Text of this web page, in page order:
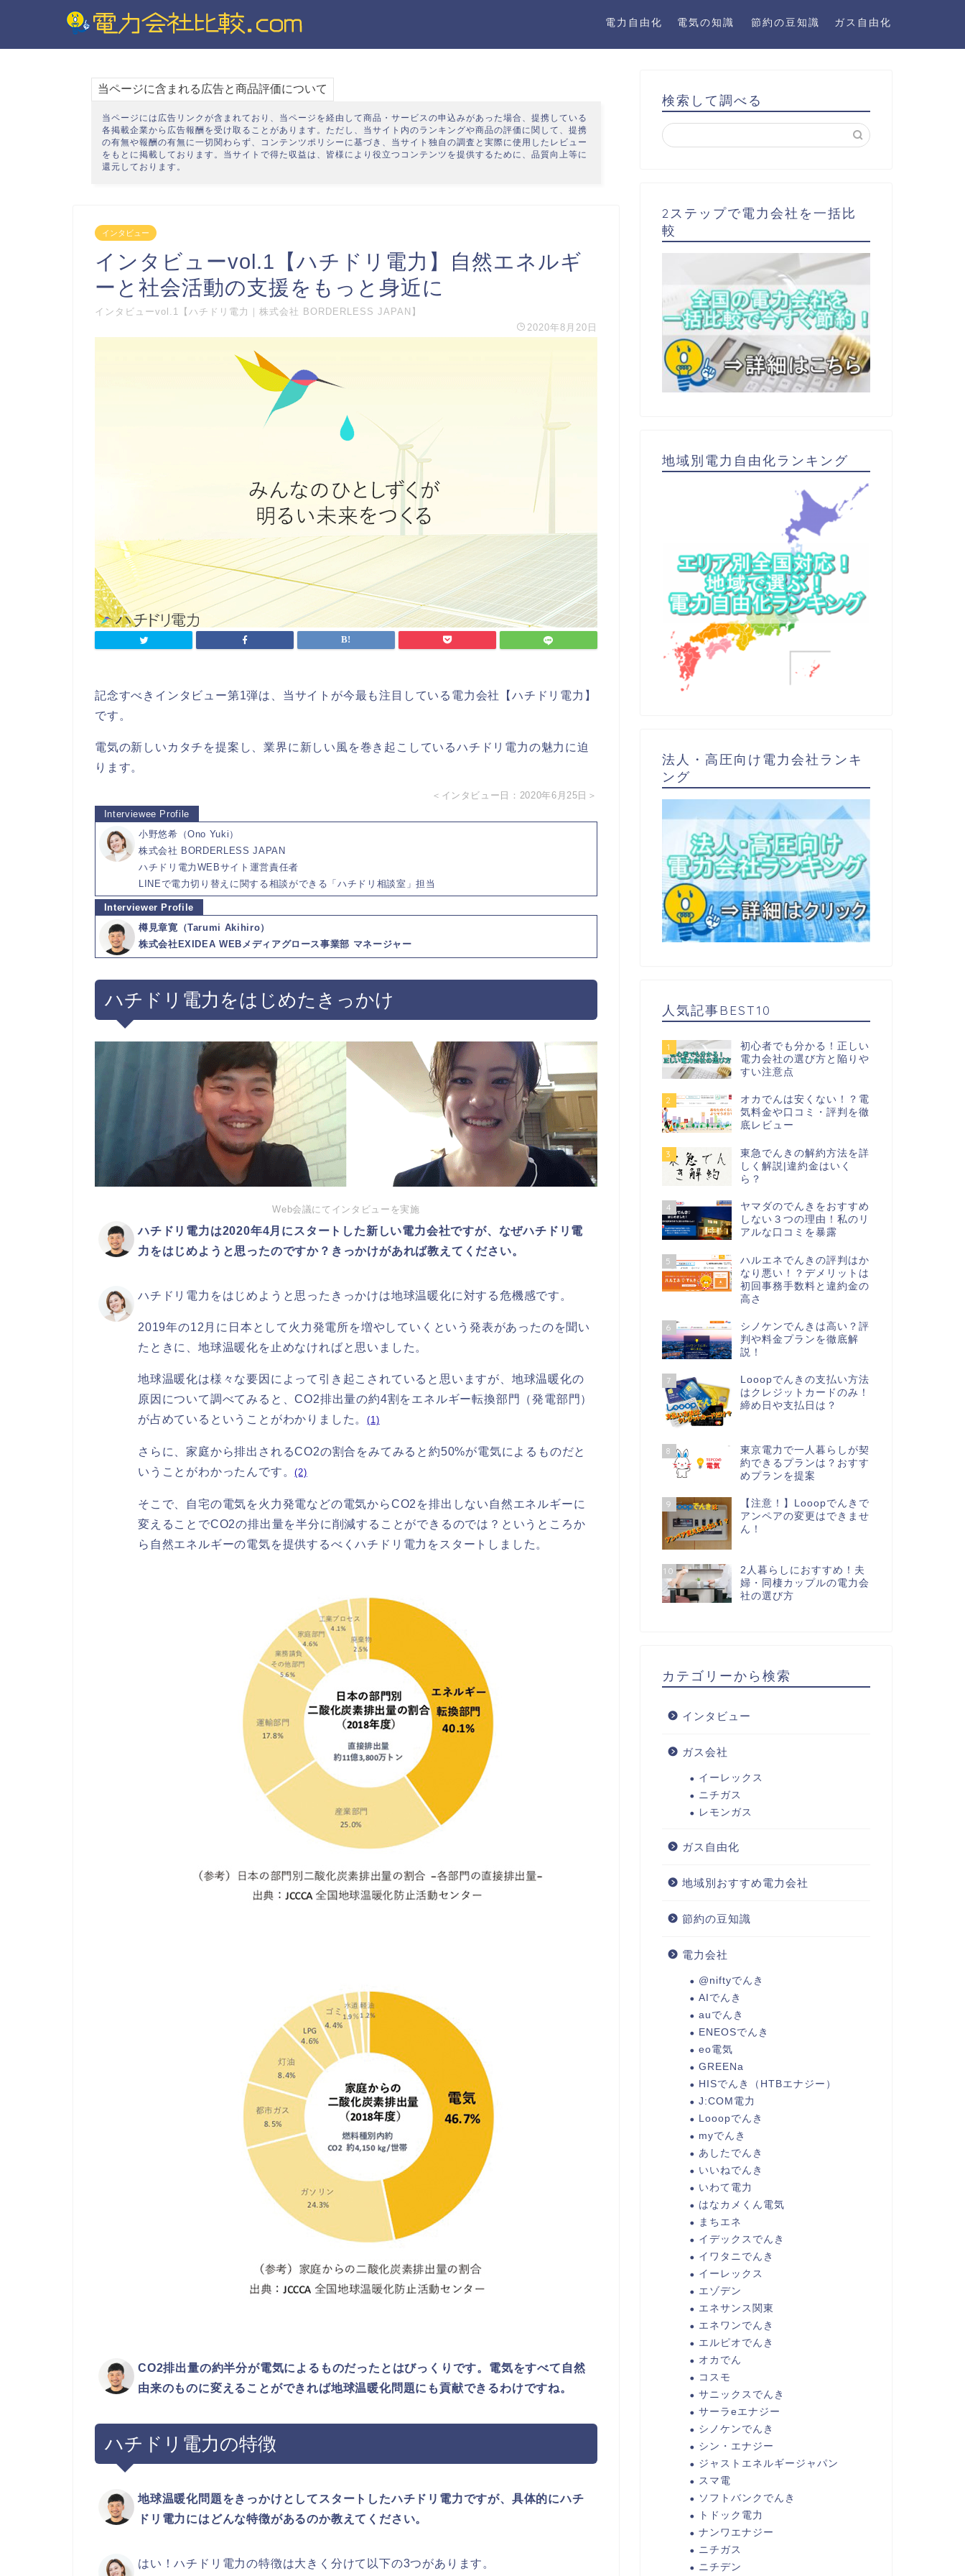
電力自由化 電気の知識 節約の豆知識 ガス自由化
当ページに含まれる広告と商品評価について
当ページには広告リンクが含まれており、当ページを経由して商品・サービスの申込みがあった場合、提携している
各掲載企業から広告報酬を受け取ることがあります。ただし、当サイト内のランキングや商品の評価に関して、提携
の有無や報酬の有無に一切関わらず、 コンテンツポリシー に基づき、当サイト独自の調査と実際に使用したレビュー
をもとに掲載しております。当サイトで得た収益は、皆様により役立つコンテンツを提供するために、品質向上等に
還元しております。
インタビュー
インタビューvol.1【ハチドリ電力】自然エネルギ
ーと社会活動の支援をもっと身近に
インタビューvol.1【ハチドリ電力｜株式会社 BORDERLESS JAPAN】
2020年8月20日
記念すべきインタビュー第1弾は、当サイトが今最も注目している電力会社【ハチドリ電力】
です。
電気の新しいカタチを提案し、業界に新しい風を巻き起こしているハチドリ電力の魅力に迫
ります。
＜インタビュー日：2020年6月25日＞
小野悠希（Ono Yuki）
株式会社 BORDERLESS JAPAN
ハチドリ電力WEBサイト運営責任者
LINEで電力切り替えに関する相談ができる「ハチドリ相談室」担当
樽見章寛（Tarumi Akihiro）
株式会社EXIDEA WEBメディアグロース事業部 マネージャー
ハチドリ電力をはじめたきっかけ
Web会議にてインタビューを実施
ハチドリ電力は2020年4月にスタートした新しい電力会社ですが、なぜハチドリ電
力をはじめようと思ったのですか？きっかけがあれば教えてください。
ハチドリ電力をはじめようと思ったきっかけは地球温暖化に対する危機感です。
2019年の12月に日本として火力発電所を増やしていくという発表があったのを聞い
たときに、地球温暖化を止めなければと思いました。
地球温暖化は様々な要因によって引き起こされていると思いますが、地球温暖化の
原因について調べてみると、CO2排出量の約4割をエネルギー転換部門（発電部門）
が占めているということがわかりました。(1)
さらに、家庭から排出されるCO2の割合をみてみると約50%が電気によるものだと
いうことがわかったんです。(2)
そこで、自宅の電気を火力発電などの電気からCO2を排出しない自然エネルギーに
変えることでCO2の排出量を半分に削減することができるのでは？というところか
ら自然エネルギーの電気を提供するべくハチドリ電力をスタートしました。
CO2排出量の約半分が電気によるものだったとはびっくりです。電気をすべて自然
由来のものに変えることができれば地球温暖化問題にも貢献できるわけですね。
ハチドリ電力の特徴
地球温暖化問題をきっかけとしてスタートしたハチドリ電力ですが、具体的にハチ
ドリ電力にはどんな特徴があるのか教えてください。
はい！ハチドリ電力の特徴は大きく分けて以下の3つがあります。
検索して調べる
2ステップで電力会社を一括比
較
地域別電力自由化ランキング
法人・高圧向け電力会社ランキ
ング
人気記事BEST10
1
初心者でも分かる！正しい
電力会社の選び方と陥りや
すい注意点
2
オカでんは安くない！？電
気料金や口コミ・評判を徹
底レビュー
3
東急でんきの解約方法を詳
しく解説|違約金はいく
ら？
4
ヤマダのでんきをおすすめ
しない３つの理由！私のリ
アルな口コミを暴露
5
ハルエネでんきの評判はか
なり悪い！？デメリットは
初回事務手数料と違約金の
高さ
6
シノケンでんきは高い？評
判や料金プランを徹底解
説！
7
Looopでんきの支払い方法
はクレジットカードのみ！
締め日や支払日は？
8
東京電力で一人暮らしが契
約できるプランは？おすす
めプランを提案
9
【注意！】Looopでんきで
アンペアの変更はできませ
ん！
10
2人暮らしにおすすめ！夫
婦・同棲カップルの電力会
社の選び方
カテゴリーから検索
インタビュー
ガス会社
イーレックス
ニチガス
レモンガス
ガス自由化
地域別おすすめ電力会社
節約の豆知識
電力会社
@niftyでんき
AIでんき
auでんき
ENEOSでんき
eo電気
GREENa
HISでんき（HTBエナジー）
J:COM電力
Looopでんき
myでんき
あしたでんき
いいねでんき
いわて電力
はなカメくん電気
まちエネ
イデックスでんき
イワタニでんき
イーレックス
エゾデン
エネサンス関東
エネワンでんき
エルピオでんき
オカでん
コスモ
サニックスでんき
サーラeエナジー
シノケンでんき
シン・エナジー
ジャストエネルギージャパン
スマ電
ソフトバンクでんき
トドック電力
ナンワエナジー
ニチガス
ニチデン
ー